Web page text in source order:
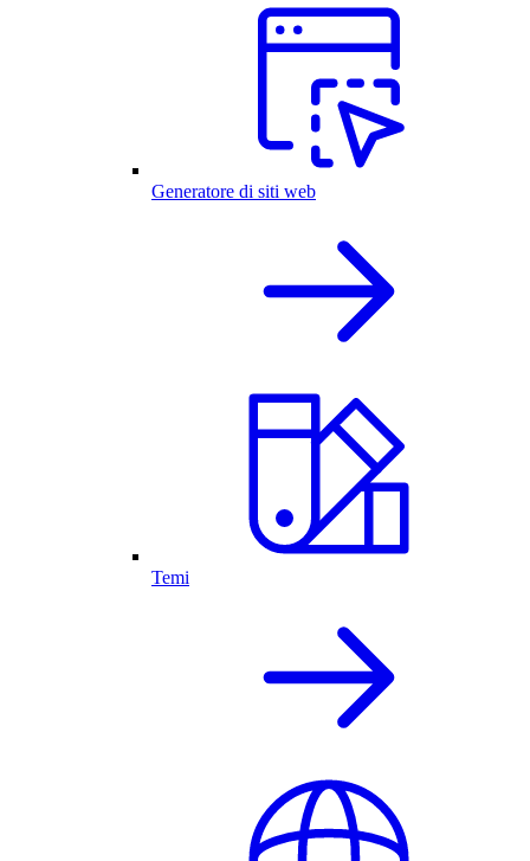
Generatore di siti web
Temi